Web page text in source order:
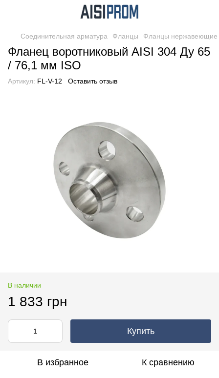
Соединительная арматура Фланцы Фланцы нержавеющие
Фланец воротниковый AISI 304 Ду 65
/ 76,1 мм ISO
Артикул: FL-V-12 Оставить отзыв
В наличии
1 833 грн
Купить
В избранное К сравнению